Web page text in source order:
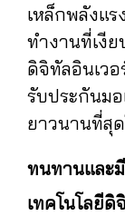
เหล็กพลังแ
ทำงานที่เงี
ดิจิทัลอินเว
รับประกันม
ยาวนานที่สุ
ทนทานและ
เทคโนโลยีดิ